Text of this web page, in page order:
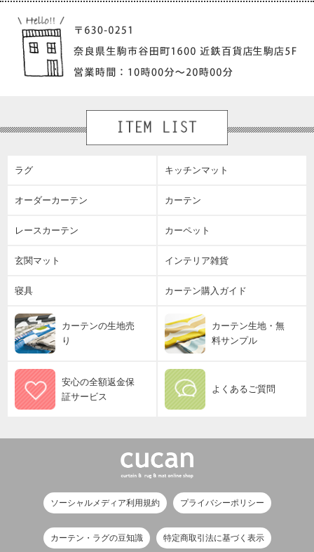
ラグ キッチンマット
オーダーカーテン カーテン
レースカーテン カーペット
玄関マット インテリア雑貨
寝具 カーテン購入ガイド
カーテンの生地売
り
カーテン生地・無
料サンプル
安心の全額返金保
証サービス
よくあるご質問
ソーシャルメディア利用規約 プライバシーポリシー
カーテン・ラグの豆知識 特定商取引法に基づく表示